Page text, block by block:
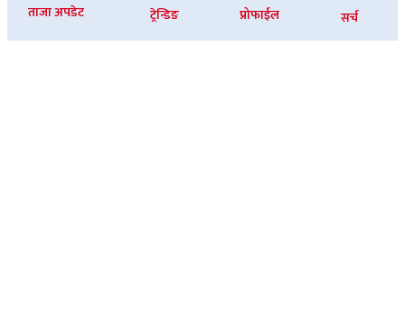
ताजा अपडेट ट्रेन्डिङ प्रोफाईल सर्च